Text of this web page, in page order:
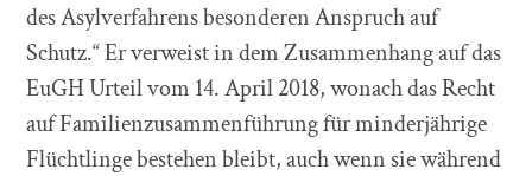
des Asylverfahrens besonderen Anspruch auf
Schutz.“ Er verweist in dem Zusammenhang auf das
EuGH Urteil vom 14. April 2018, wonach das Recht
auf Familienzusammenführung für minderjährige
Flüchtlinge bestehen bleibt, auch wenn sie während